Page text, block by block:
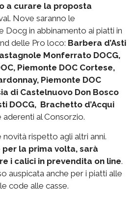
a curare la proposta
Nove saranno le
Docg in abbinamento ai piatti in
delle Pro loco: Barbera d’Asti
Monferrato DOCG,
Piemonte DOC Cortese,
Piemonte DOC
di Castelnuovo Don Bosco
DOCG, Brachetto d’Acqui
aderenti al Consorzio.
novità rispetto agli altri anni.
per la prima volta, sarà
i calici in prevendita on line.
auspicata anche per i piatti alle
code alle casse.